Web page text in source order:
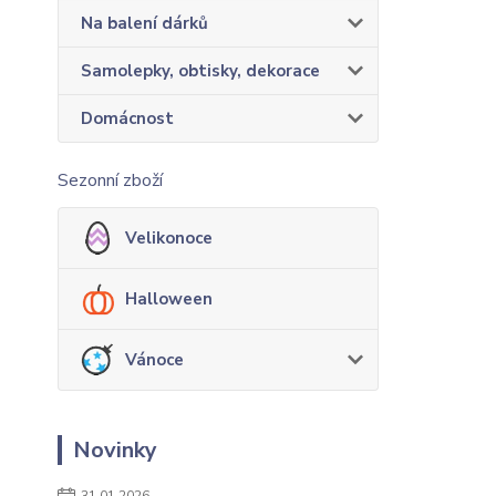
Na balení dárků
Samolepky, obtisky, dekorace
Domácnost
Sezonní zboží
Velikonoce
Halloween
Vánoce
Novinky